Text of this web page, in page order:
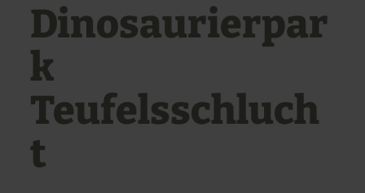
Dinosaurierpar
k
Teufelsschluch
t